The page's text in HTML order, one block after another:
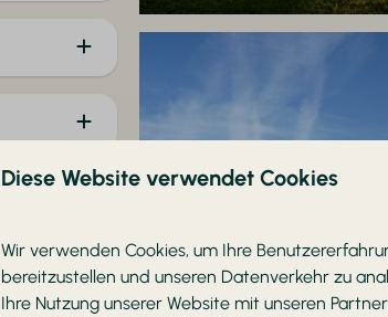
Diese Website verwendet Cookies
Wir verwenden Cookies, um Ihre
bereitzustellen und unseren Datenverkehr zu
Ihre Nutzung unserer Website mit unseren